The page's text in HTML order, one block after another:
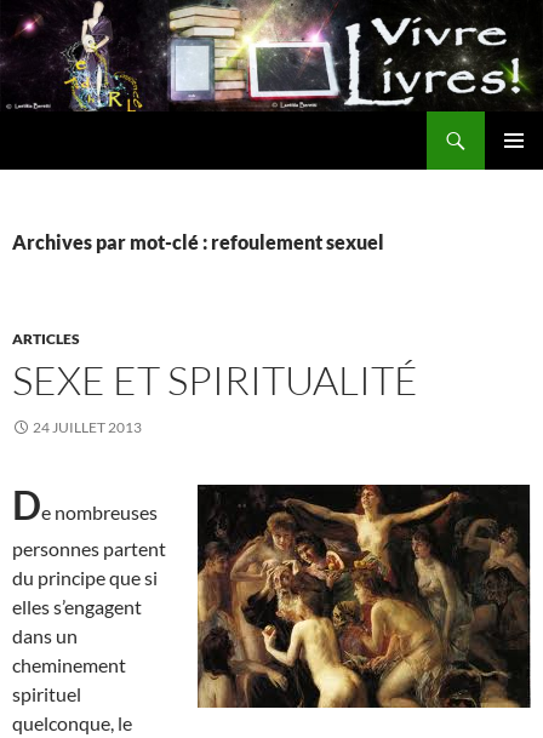
Aller
au
contenu
Archives par mot-clé : refoulement sexuel
ARTICLES
SEXE ET SPIRITUALITÉ
24 JUILLET 2013
De nombreuses
personnes partent
du principe que si
elles s’engagent
dans un
cheminement
spirituel
quelconque, le